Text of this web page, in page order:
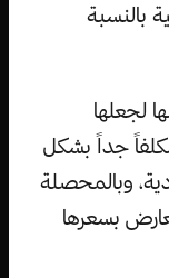
بالنسبة
لجعلها
جداً بشكل
وبالمحصلة
بسعرها